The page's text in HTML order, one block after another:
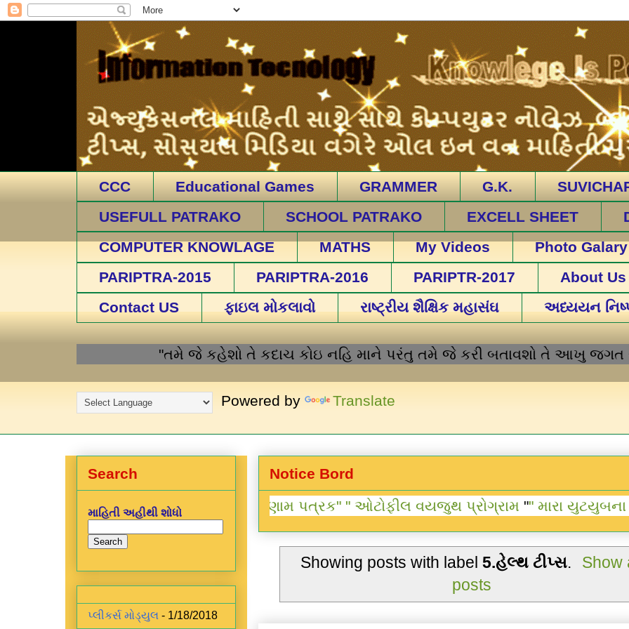
CCC Educational Games GRAMMER G.K.
USEFULL PATRAKO
SCHOOL PATRAKO EXCELL SHEET
COMPUTER KNOWLAGE
MATHS My Videos Photo Galary
PARIPTRA-2015
PARIPTRA-2016 PARIPTR-2017 About Us
Contact US
ફાઇલ મોકલાવો રાષ્ટ્રીય શૈક્ષિક મહાસંઘ અધ્યયન
"તમે જે કહેશો તે કદાચ કોઇ નહિ માને પરંતુ તમે જે કરી બતાવશો તે આખુ જગત
Powered by Translate
Notice Bord
ધોરણ 3 થી 8 ઓટોફિલ પરીણામ પત્રક" "ઓટોફીલ વયજુથ પ્રોગ્રામ"" મારા યુટયુબના
Showing posts with label 5.હેલ્થ ટીપ્સ.
Show
posts
Search
માહિતી અહીથી શોધો
પ્લીકર્સ મોડ્યુલ- 1/18/2018